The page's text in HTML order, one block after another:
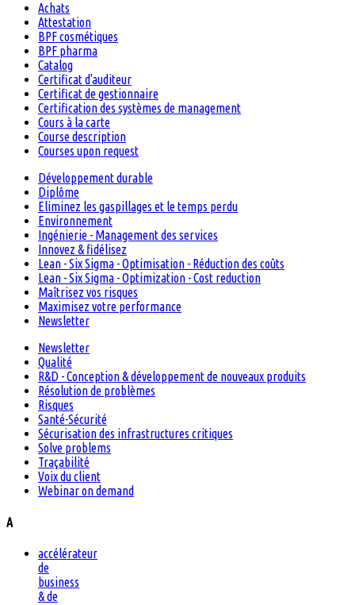
Achats
Attestation
BPF cosmétiques
BPF pharma
Catalog
Certificat d'auditeur
Certificat de gestionnaire
Certification des systèmes de management
Cours à la carte
Course description
Courses upon request
Développement durable
Diplôme
Eliminez les gaspillages et le temps perdu
Environnement
Ingénierie - Management des services
Innovez & fidélisez
Lean - Six Sigma - Optimisation - Réduction des coûts
Lean - Six Sigma - Optimization - Cost reduction
Maîtrisez vos risques
Maximisez votre performance
Newsletter
Newsletter
Qualité
R&D - Conception & développement de nouveaux produits
Résolution de problèmes
Risques
Santé-Sécurité
Sécurisation des infrastructures critiques
Solve problems
Traçabilité
Voix du client
Webinar on demand
A
accélérateur
de
business
& de